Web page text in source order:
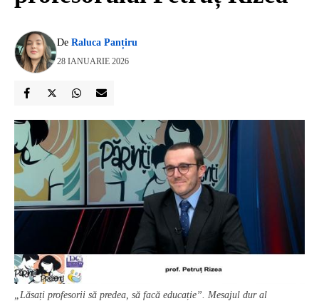
De Raluca Panțiru
28 IANUARIE 2026
„Lăsați profesorii să predea, să facă educație”. Mesajul dur al